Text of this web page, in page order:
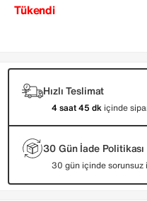
Tükendi
Hızlı Teslimat
4 saat 45 dk içinde
30 Gün İade Politikası
30 gün içinde sorunsuz